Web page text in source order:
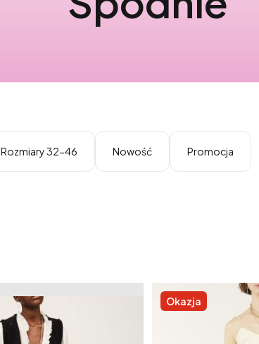
Rozmiary 32-46 Nowość Promocja
Okazja